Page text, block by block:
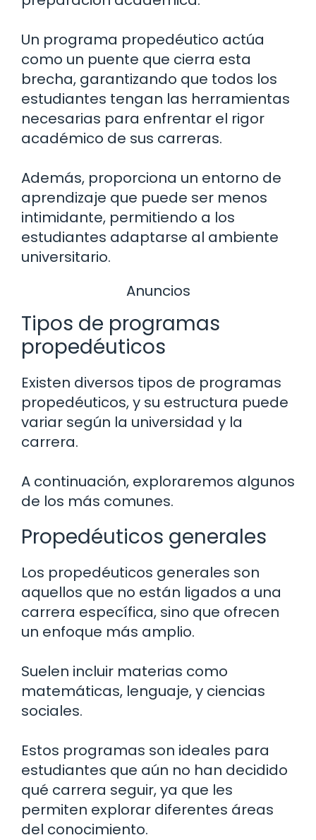
Un programa propedéutico actúa
como un puente que cierra esta
brecha, garantizando que todos los
estudiantes tengan las herramientas
necesarias para enfrentar el rigor
académico de sus carreras.
Además, proporciona un entorno de
aprendizaje que puede ser menos
intimidante, permitiendo a los
estudiantes adaptarse al ambiente
universitario.
Anuncios
Tipos de programas
propedéuticos
Existen diversos tipos de programas
propedéuticos, y su estructura puede
variar según la universidad y la
carrera.
A continuación, exploraremos algunos
de los más comunes.
Propedéuticos generales
Los propedéuticos generales son
aquellos que no están ligados a una
carrera específica, sino que ofrecen
un enfoque más amplio.
Suelen incluir materias como
matemáticas, lenguaje, y ciencias
sociales.
Estos programas son ideales para
estudiantes que aún no han decidido
qué carrera seguir, ya que les
permiten explorar diferentes áreas
del conocimiento.